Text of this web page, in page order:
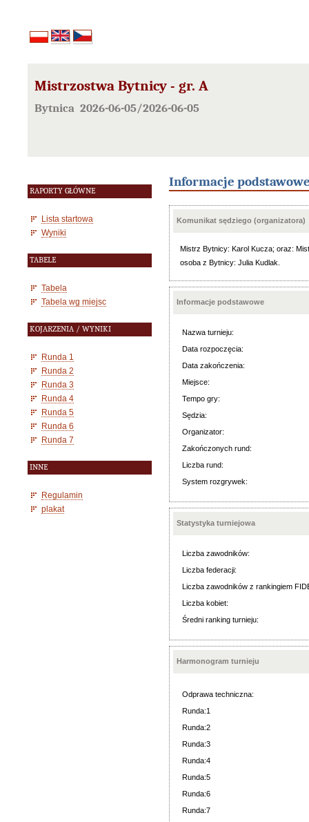
Mistrzostwa Bytnicy - gr. A
Bytnica 2026-06-05/2026-06-05
RAPORTY GŁÓWNE
Lista startowa
Wyniki
TABELE
Tabela
Tabela wg miejsc
KOJARZENIA / WYNIKI
Runda 1
Runda 2
Runda 3
Runda 4
Runda 5
Runda 6
Runda 7
INNE
Regulamin
plakat
Informacje
Komunikat sędziego (organizatora)
Mistrz Bytnicy: Karol Kucza; oraz:
osoba z Bytnicy: Julia Kudlak.
Informacje podstawowe
Nazwa turnieju:
Data rozpoczęcia:
Data zakończenia:
Miejsce:
Tempo gry:
Sędzia:
Organizator:
Zakończonych rund:
Liczba rund:
System rozgrywek:
Statystyka turniejowa
Liczba zawodników:
Liczba federacji:
Liczba zawodników z rankingiem
Liczba kobiet:
Średni ranking turnieju:
Harmonogram turnieju
Odprawa techniczna:
Runda:1
Runda:2
Runda:3
Runda:4
Runda:5
Runda:6
Runda:7